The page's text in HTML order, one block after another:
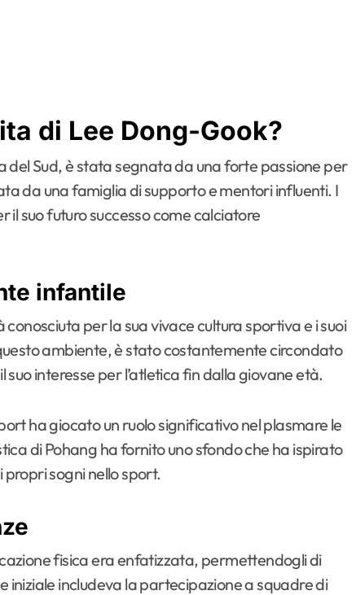
di Lee Dong-Gook?
del Sud, è stata segnata da una forte passione per
da una famiglia di supporto e mentori influenti. I
suo futuro successo come calciatore
infantile
per la sua vivace cultura sportiva e i suoi
ambiente, è stato costantemente circondato
interesse per l’atletica fin dalla giovane età.
ha giocato un ruolo significativo nel plasmare le
di Pohang ha fornito uno sfondo che ha ispirato
propri sogni nello sport.
fisica era enfatizzata, permettendogli di
includeva la partecipazione a squadre di